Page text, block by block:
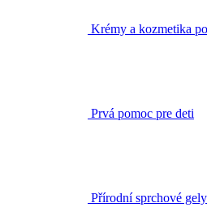
Krémy a kozmetika
Prvá pomoc pre deti
Přírodní sprchové gely